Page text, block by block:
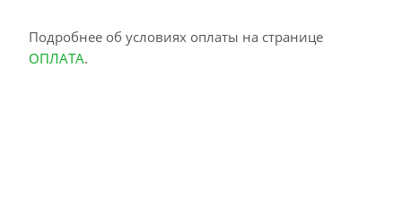
Подробнее об условиях оплаты на странице
ОПЛАТА.